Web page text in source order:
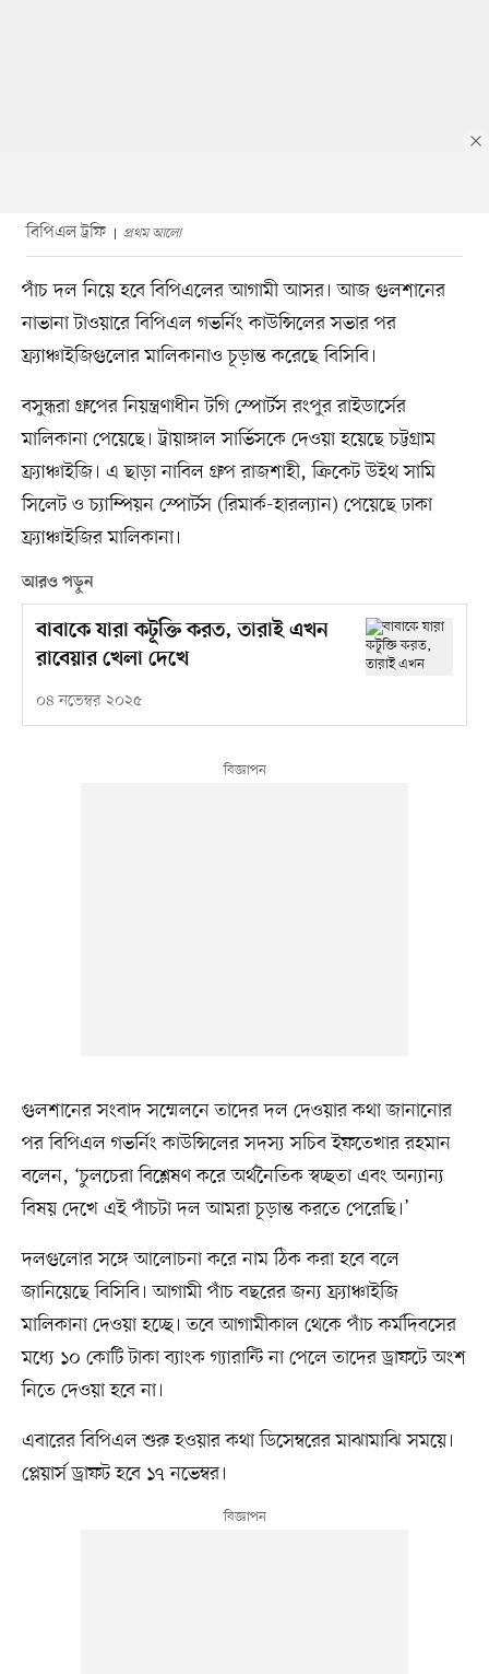
বিপিএল ট্রফি প্রথম আলো
পাঁচ দল নিয়ে হবে বিপিএলের আগামী আসর। আজ গুলশানের
নাভানা টাওয়ারে বিপিএল গভর্নিং কাউন্সিলের সভার পর
ফ্র্যাঞ্চাইজিগুলোর মালিকানাও চূড়ান্ত করেছে বিসিবি।
বসুন্ধরা গ্রুপের নিয়ন্ত্রণাধীন টগি স্পোর্টস রংপুর রাইডার্সের
মালিকানা পেয়েছে। ট্রায়াঙ্গাল সার্ভিসকে দেওয়া হয়েছে চট্টগ্রাম
ফ্র্যাঞ্চাইজি। এ ছাড়া নাবিল গ্রুপ রাজশাহী, ক্রিকেট উইথ সামি
সিলেট ও চ্যাম্পিয়ন স্পোর্টস (রিমার্ক-হারল্যান) পেয়েছে ঢাকা
ফ্র্যাঞ্চাইজির মালিকানা।
আরও পড়ুন
বাবাকে যারা কটূক্তি করত, তারাই এখন
রাবেয়ার খেলা দেখে
০৪ নভেম্বর ২০২৫
গুলশানের সংবাদ সম্মেলনে তাদের দল দেওয়ার কথা জানানোর
পর বিপিএল গভর্নিং কাউন্সিলের সদস্য সচিব ইফতেখার রহমান
বলেন, ‘চুলচেরা বিশ্লেষণ করে অর্থনৈতিক স্বচ্ছতা এবং অন্যান্য
বিষয় দেখে এই পাঁচটা দল আমরা চূড়ান্ত করতে পেরেছি।’
দলগুলোর সঙ্গে আলোচনা করে নাম ঠিক করা হবে বলে
জানিয়েছে বিসিবি। আগামী পাঁচ বছরের জন্য ফ্র্যাঞ্চাইজি
মালিকানা দেওয়া হচ্ছে। তবে আগামীকাল থেকে পাঁচ কর্মদিবসের
মধ্যে ১০ কোটি টাকা ব্যাংক গ্যারান্টি না পেলে তাদের ড্রাফটে অংশ
নিতে দেওয়া হবে না।
এবারের বিপিএল শুরু হওয়ার কথা ডিসেম্বরের মাঝামাঝি সময়ে।
প্লেয়ার্স ড্রাফট হবে ১৭ নভেম্বর।